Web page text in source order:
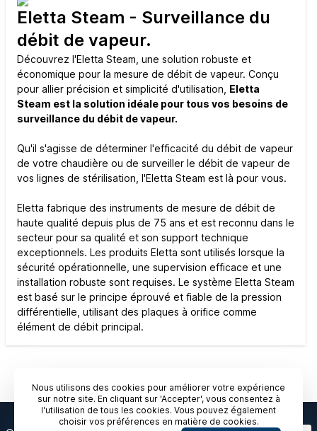
Eletta Steam - Surveillance du
débit de vapeur.
Découvrez l'Eletta Steam, une solution robuste et
économique pour la mesure de débit de vapeur. Conçu
pour allier précision et simplicité d'utilisation, Eletta
Steam est la solution idéale pour tous vos besoins de
surveillance du débit de vapeur.
Qu'il s'agisse de déterminer l'efficacité du débit de vapeur
de votre chaudière ou de surveiller le débit de vapeur de
vos lignes de stérilisation, l'Eletta Steam est là pour vous.
Eletta fabrique des instruments de mesure de débit de
haute qualité depuis plus de 75 ans et est reconnu dans le
secteur pour sa qualité et son support technique
exceptionnels. Les produits Eletta sont utilisés lorsque la
sécurité opérationnelle, une supervision efficace et une
installation robuste sont requises. Le système Eletta Steam
est basé sur le principe éprouvé et fiable de la pression
différentielle, utilisant des plaques à orifice comme
élément de débit principal.
Nous utilisons des cookies pour améliorer votre expérience
sur notre site. En cliquant sur 'Accepter', vous consentez à
l'utilisation de tous les cookies. Vous pouvez également
choisir vos préférences en matière de cookies.